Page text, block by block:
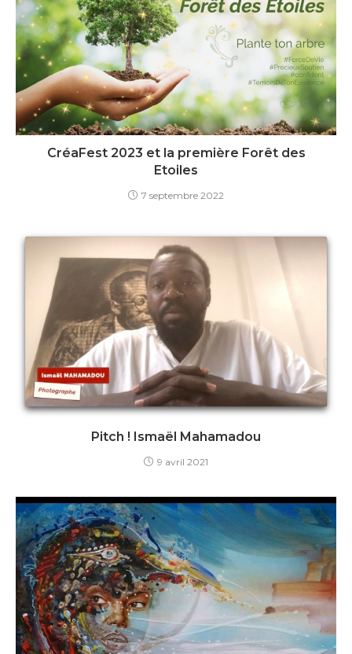
CréaFest 2023 et la première Forêt des
Etoiles
7 septembre 2022
Pitch ! Ismaël Mahamadou
9 avril 2021